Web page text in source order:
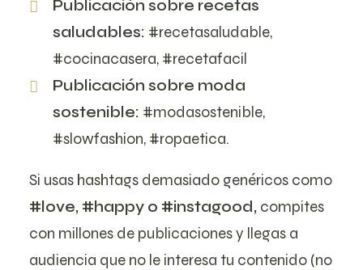
Publicación sobre recetas
saludables: #recetasaludable,
#cocinacasera, #recetafacil
Publicación sobre moda
sostenible: #modasostenible,
#slowfashion, #ropaetica.
Si usas hashtags demasiado genéricos como
#love, #happy o #instagood, compites
con millones de publicaciones y llegas a
audiencia que no le interesa tu contenido (no